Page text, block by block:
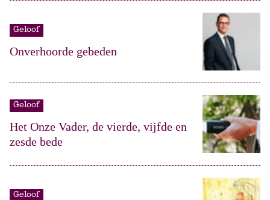
Geloof
Onverhoorde gebeden
Geloof
Het Onze Vader, de vierde, vijfde en
zesde bede
Geloof